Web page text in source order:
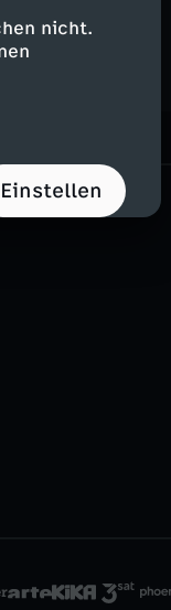
nicht.
Einstellen